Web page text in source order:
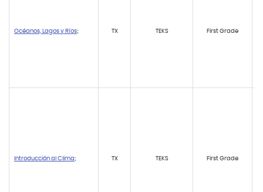
Océanos, Lagos y Ríos; TX TEKS First Grade
Introducción al Clima; TX TEKS First Grade